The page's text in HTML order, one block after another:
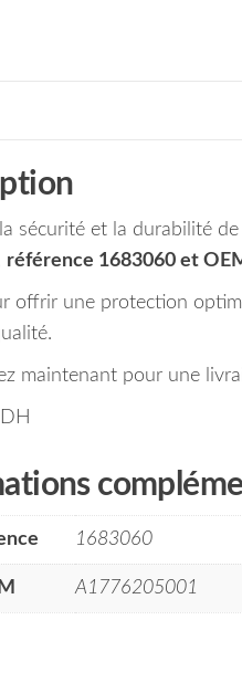
sécurité et la durabilité
référence 1683060 et
offrir une protection
maintenant pour une
1683060
A1776205001